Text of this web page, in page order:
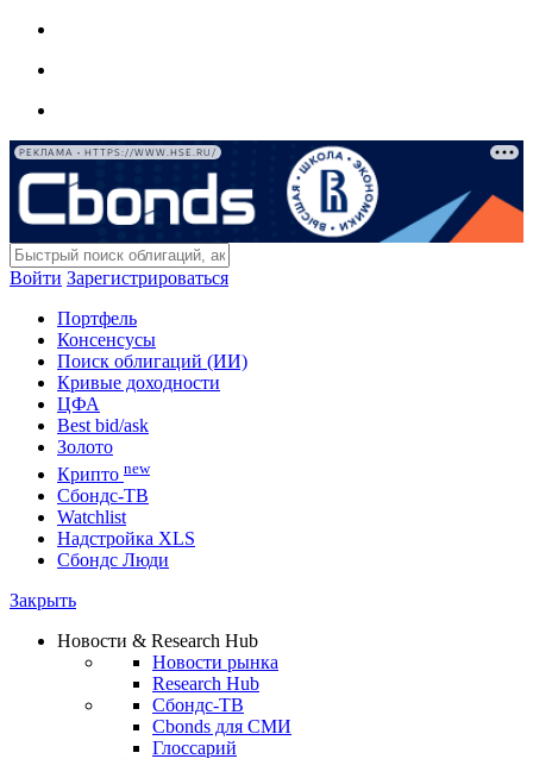
РЕКЛАМА • HTTPS://WWW.HSE.RU/
Войти Зарегистрироваться
Портфель
Консенсусы
Поиск облигаций (ИИ)
Кривые доходности
ЦФА
Best bid/ask
Золото
Крипто new
Сбондс-ТВ
Watchlist
Надстройка XLS
Сбондс Люди
Закрыть
Новости & Research Hub
Новости рынка
Research Hub
Сбондс-ТВ
Cbonds для СМИ
Глоссарий